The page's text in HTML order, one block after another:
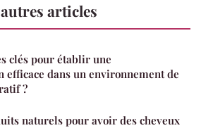
articles
clés pour établir une
efficace dans un environnement de
?
naturels pour avoir des cheveux